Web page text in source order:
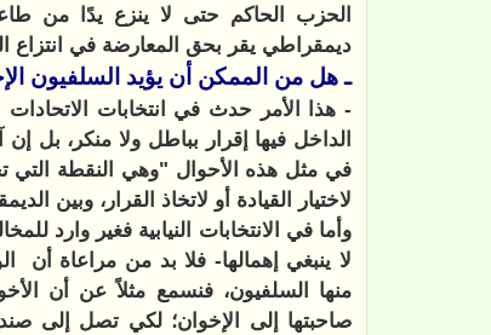
الحزب الحاكم حتى لا ينزع يدًا من
ديمقراطي يقر بحق المعارضة في انتزاع
ـ هل من الممكن أن يؤيد السلفيون
- هذا الأمر حدث في انتخابات الاتحادات
الداخل فيها إقرار بباطل ولا منكر، بل
في مثل هذه الأحوال "وهي النقطة التي
لاختيار القيادة أو لاتخاذ القرار، وبين
وأما في الانتخابات النيابية فغير وارد
لا ينبغي إهمالها- فلا بد من مراعاة أن
منها السلفيون، فنسمع مثلاً عن أن
صاحبتها إلى الإخوان؛ لكي تصل إلى